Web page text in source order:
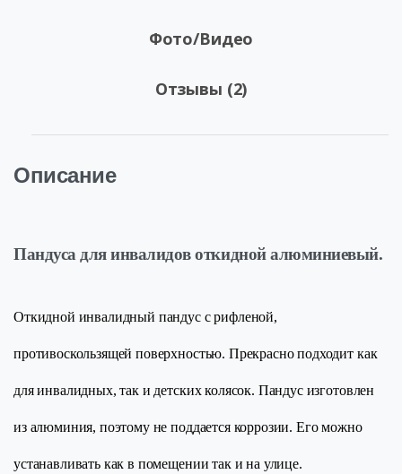
Фото/Видео
Отзывы (2)
Описание
Пандуса для инвалидов откидной алюминиевый.
Откидной инвалидный пандус с рифленой,
противоскользящей поверхностью. Прекрасно подходит как
для инвалидных, так и детских колясок. Пандус изготовлен
из алюминия, поэтому не поддается коррозии. Его можно
устанавливать как в помещении так и на улице.